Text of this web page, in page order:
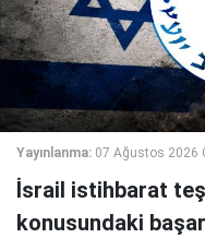
Yayınlanma: 07 Ağustos 2026
İsrail istihbarat
konusundaki